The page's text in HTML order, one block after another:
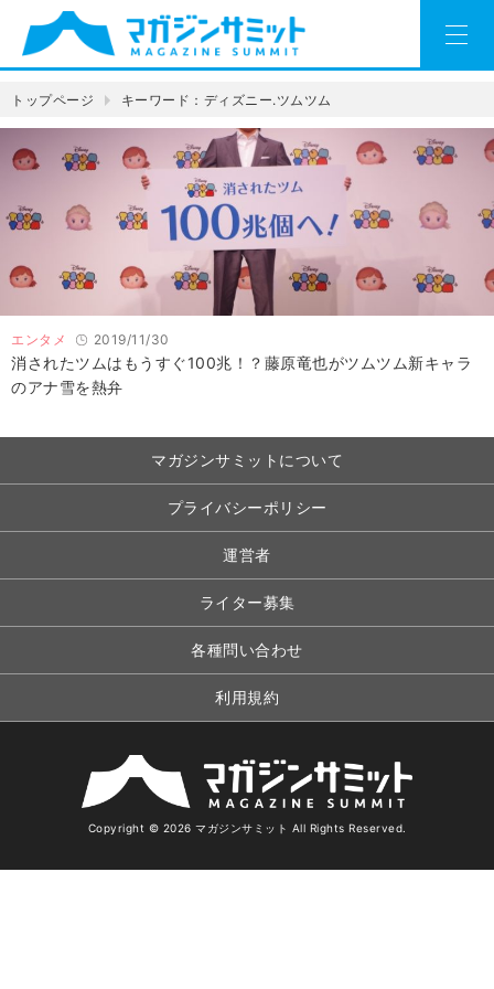
トップページ キーワード：ディズニー.ツムツム
エンタメ 2019/11/30
消されたツムはもうすぐ100兆！？藤原竜也がツムツム新キャラ
のアナ雪を熱弁
マガジンサミットについて
プライバシーポリシー
運営者
ライター募集
各種問い合わせ
利用規約
Copyright © 2026 マガジンサミット All Rights Reserved.